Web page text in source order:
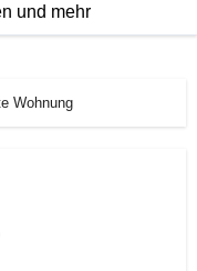
und mehr
Wohnung